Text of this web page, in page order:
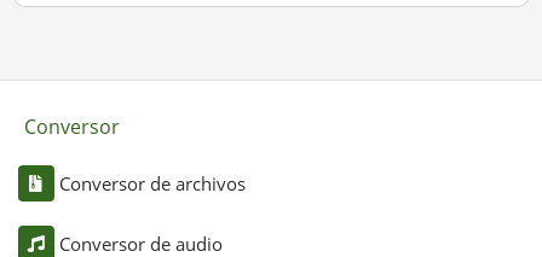
Conversor
Conversor de archivos
Conversor de audio